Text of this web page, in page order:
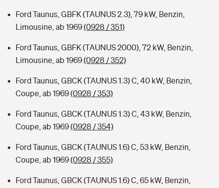
Ford Taunus, GBFK (TAUNUS 2.3), 79 kW, Benzin,
Limousine, ab 1969(0928 / 351)
Ford Taunus, GBFK (TAUNUS 2000), 72 kW, Benzin,
Limousine, ab 1969(0928 / 352)
Ford Taunus, GBCK (TAUNUS 1.3) C, 40 kW, Benzin,
Coupe, ab 1969(0928 / 353)
Ford Taunus, GBCK (TAUNUS 1.3) C, 43 kW, Benzin,
Coupe, ab 1969(0928 / 354)
Ford Taunus, GBCK (TAUNUS 1.6) C, 53 kW, Benzin,
Coupe, ab 1969(0928 / 355)
Ford Taunus, GBCK (TAUNUS 1.6) C, 65 kW, Benzin,